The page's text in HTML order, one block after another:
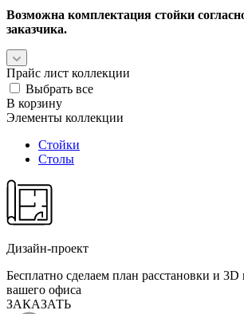
Возможна комплектация стойки
заказчика.
Прайс лист коллекции
Выбрать все
В корзину
Элементы коллекции
Стойки
Столы
Дизайн-проект
Бесплатно сделаем план расстановки и
вашего офиса
ЗАКАЗАТЬ